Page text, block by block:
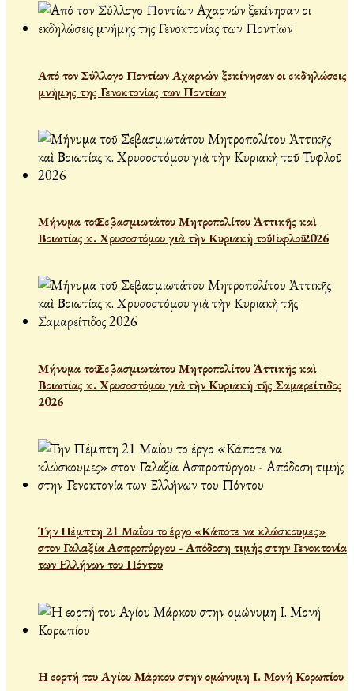
Από τον Σύλλογο Ποντίων Αχαρνών ξεκίνησαν οι εκδηλώσεις
μνήμης της Γενοκτονίας των Ποντίων
Μήνυμα τοῦ Σεβασμιωτάτου Μητροπολίτου Ἀττικῆς καὶ
Βοιωτίας κ. Χρυσοστόμου γιὰ τὴν Κυριακὴ τοῦ Τυφλοῦ 2026
Μήνυμα τοῦ Σεβασμιωτάτου Μητροπολίτου Ἀττικῆς καὶ
Βοιωτίας κ. Χρυσοστόμου γιὰ τὴν Κυριακὴ τῆς Σαμαρείτιδος
2026
Την Πέμπτη 21 Μαΐου το έργο «Κάποτε να κλώσκουμες»
στον Γαλαξία Ασπροπύργου - Απόδοση τιμής στην Γενοκτονία
των Ελλήνων του Πόντου
Η εορτή του Αγίου Μάρκου στην ομώνυμη Ι. Μονή Κορωπίου